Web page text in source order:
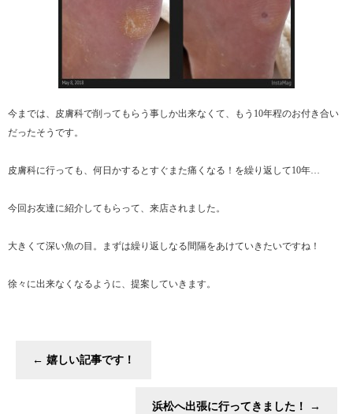
今までは、皮膚科で削ってもらう事しか出来なくて、もう10年程のお付き合い
だったそうです。
皮膚科に行っても、何日かするとすぐまた痛くなる！を繰り返して10年…
今回お友達に紹介してもらって、来店されました。
大きくて深い魚の目。まずは繰り返しなる間隔をあけていきたいですね！
徐々に出来なくなるように、提案していきます。
← 嬉しい記事です！
浜松へ出張に行ってきました！ →